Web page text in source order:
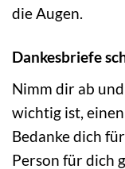
die Augen.
Dankesbriefe
Nimm dir ab
wichtig ist,
Bedanke dich
Person für dich